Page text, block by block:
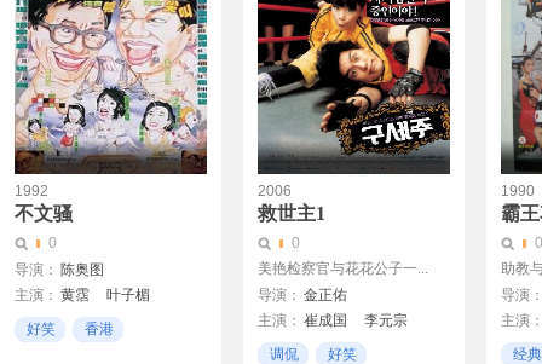
斯蒂芬·格拉汉姆
大卫·文翰
保罗·麦卡特尼
马丁·科勒巴
1992
不文骚
0
导演： 陈奥图
主演： 黄霑
叶子楣
黄光亮
好笑
香港
2006
救世主1
0
美艳检察官与花花公子一...
导演： 金正佑
主演： 崔成国
李元宗
金秀美
朴元淑
调侃
好笑
1990
霸
0
助教
导演
主演
叶子经典